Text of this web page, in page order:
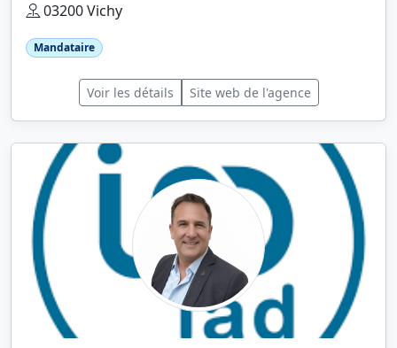
03200 Vichy
Mandataire
Voir les détails Site web de l'agence